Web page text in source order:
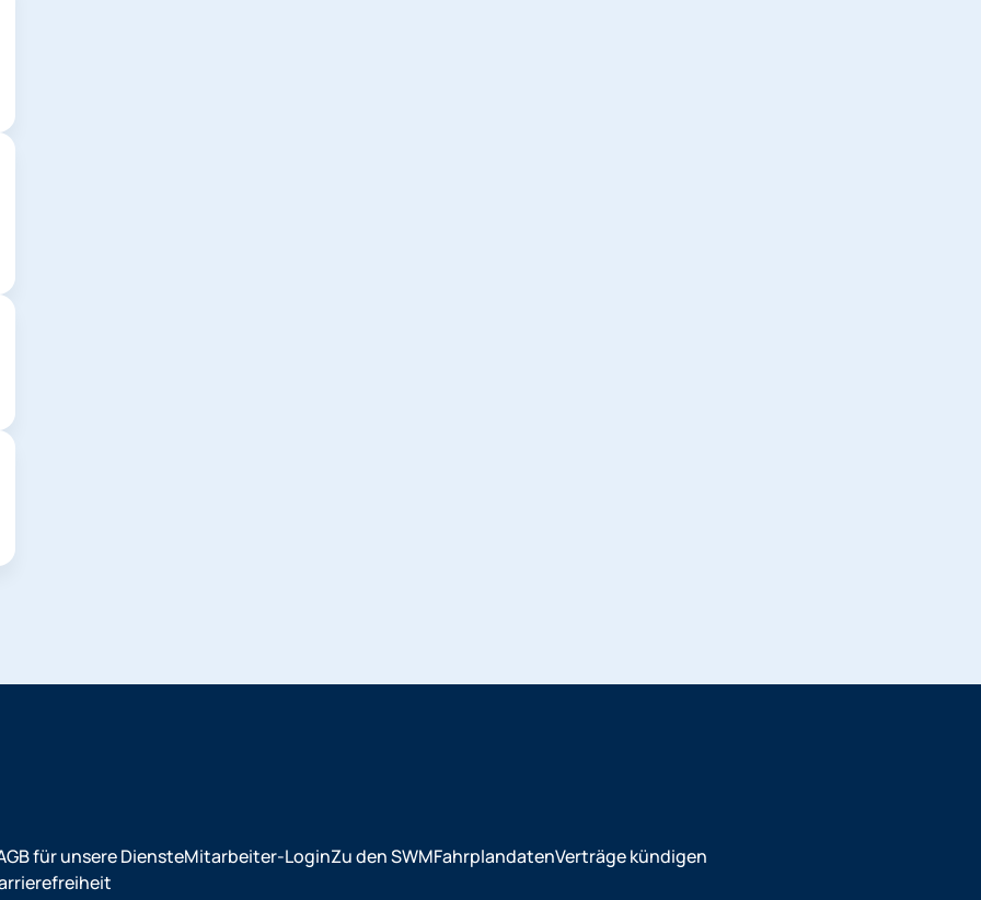
für unsere DiensteMitarbeiter-LoginZu den SWMFahrplandatenVerträge kündigen